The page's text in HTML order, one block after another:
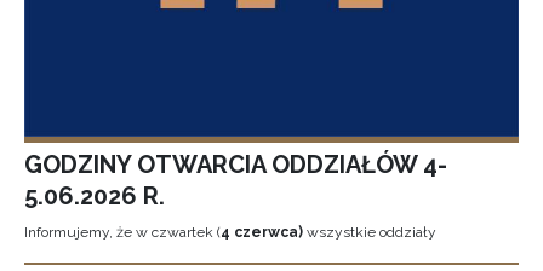
GODZINY OTWARCIA ODDZIAŁÓW 4-
5.06.2026 R.
Informujemy, że w czwartek (4 czerwca) wszystkie oddziały